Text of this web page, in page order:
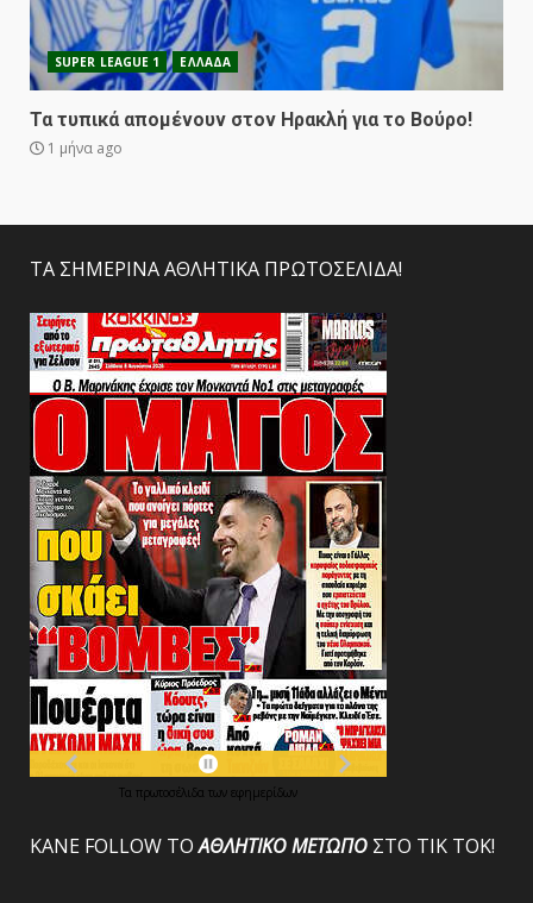
SUPER LEAGUE 1 ΕΛΛΑΔΑ
Τα τυπικά απομένουν στον Ηρακλή για το Βούρο!
1 μήνα ago
ΤΑ ΣΗΜΕΡΙΝΑ ΑΘΛΗΤΙΚΑ ΠΡΩΤΟΣΕΛΙΔΑ!
Τα πρωτοσέλιδα των εφημερίδων
ΚΑΝΕ FOLLOW ΤΟΑΘΛΗΤΙΚΟΜΕΤΩΠΟ ΣΤΟ ΤΙΚ ΤΟΚ!